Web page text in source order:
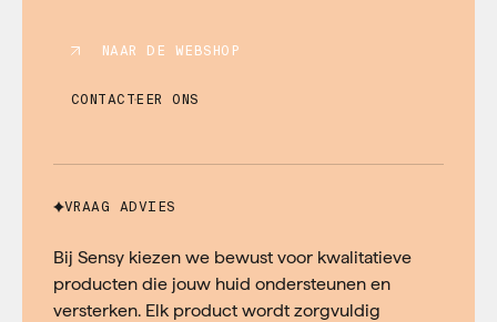
NAAR DE WEBSHOP
CONTACTEER ONS
VRAAG ADVIES
Bij Sensy kiezen we bewust voor kwalitatieve
producten die jouw huid ondersteunen en
versterken. Elk product wordt zorgvuldig